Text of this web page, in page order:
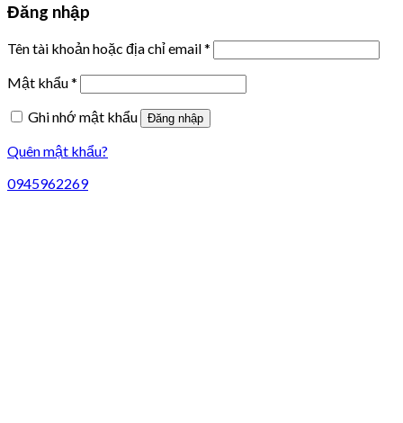
Đăng nhập
Tên tài khoản hoặc địa chỉ email*
Mật khẩu*
Ghi nhớ mật khẩu
Đăng nhập
Quên mật khẩu?
0945962269